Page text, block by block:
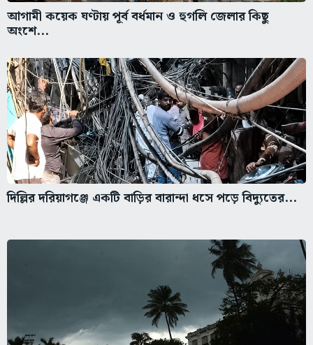
আগামী কয়েক ঘণ্টায় পূর্ব বর্ধমান ও হুগলি জেলার কিছু
অংশে...
দিল্লির দরিয়াগঞ্জে একটি বাড়ির বারান্দা ধসে পড়ে বিদ্যুতের...